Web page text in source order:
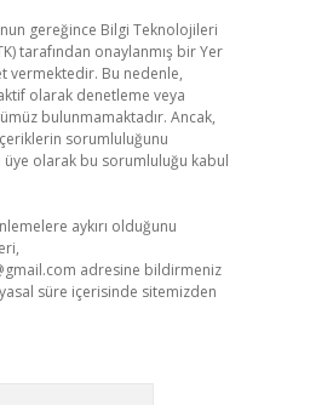
gereğince Bilgi Teknolojileri
tarafından onaylanmış bir Yer
vermektedir. Bu nedenle,
olarak denetleme veya
bulunmamaktadır. Ancak,
sorumluluğunu
üye olarak bu sorumluluğu kabul
aykırı olduğunu
adresine bildirmeniz
süre içerisinde sitemizden